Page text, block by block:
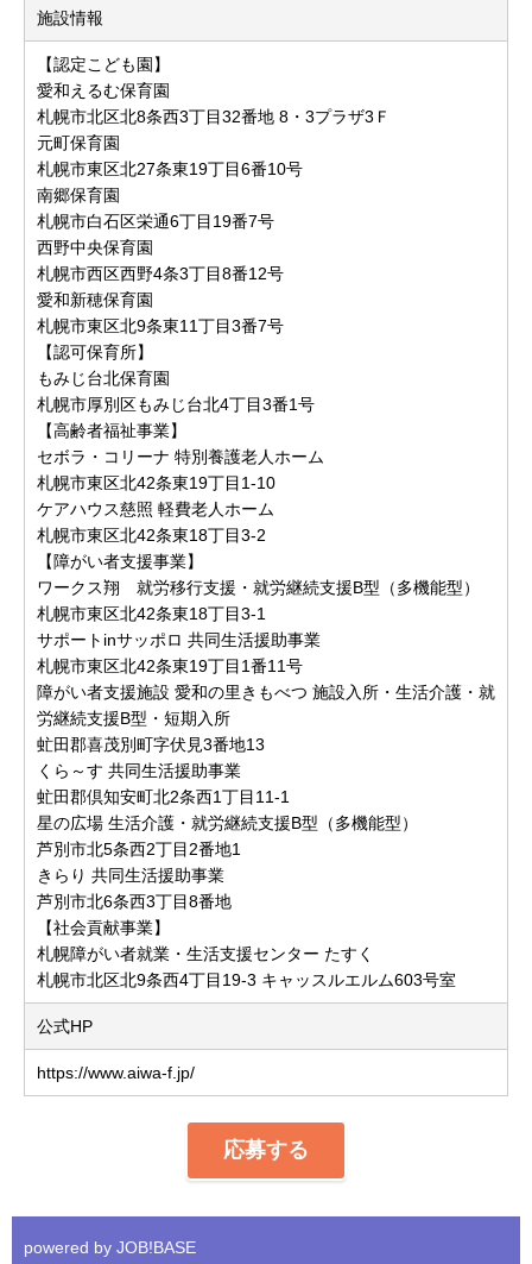
施設情報
【認定こども園】
愛和えるむ保育園
札幌市北区北8条西3丁目32番地 8・3プラザ3Ｆ
元町保育園
札幌市東区北27条東19丁目6番10号
南郷保育園
札幌市白石区栄通6丁目19番7号
西野中央保育園
札幌市西区西野4条3丁目8番12号
愛和新穂保育園
札幌市東区北9条東11丁目3番7号
【認可保育所】
もみじ台北保育園
札幌市厚別区もみじ台北4丁目3番1号
【高齢者福祉事業】
セボラ・コリーナ 特別養護老人ホーム
札幌市東区北42条東19丁目1-10
ケアハウス慈照 軽費老人ホーム
札幌市東区北42条東18丁目3-2
【障がい者支援事業】
ワークス翔 就労移行支援・就労継続支援B型（多機能型）
札幌市東区北42条東18丁目3-1
サポートinサッポロ 共同生活援助事業
札幌市東区北42条東19丁目1番11号
障がい者支援施設 愛和の里きもべつ 施設入所・生活介護・就
労継続支援B型・短期入所
虻田郡喜茂別町字伏見3番地13
くら～す 共同生活援助事業
虻田郡倶知安町北2条西1丁目11-1
星の広場 生活介護・就労継続支援B型（多機能型）
芦別市北5条西2丁目2番地1
きらり 共同生活援助事業
芦別市北6条西3丁目8番地
【社会貢献事業】
札幌障がい者就業・生活支援センター たすく
札幌市北区北9条西4丁目19-3 キャッスルエルム603号室
公式HP
https://www.aiwa-f.jp/
応募する
powered by JOB!BASE